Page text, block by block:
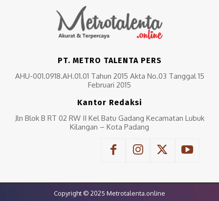
PT. METRO TALENTA PERS
AHU-001.0918.AH.01.01 Tahun 2015 Akta No.03 Tanggal 15
Februari 2015
Kantor Redaksi
Jln Blok B RT 02 RW II Kel Batu Gadang Kecamatan Lubuk
Kilangan – Kota Padang
Copyright © 2025 Metrotalenta.online